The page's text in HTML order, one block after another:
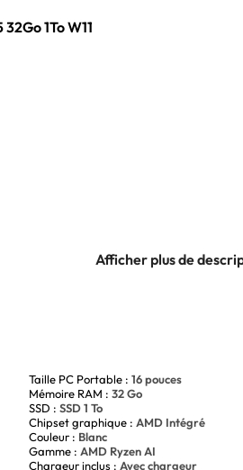
1To W11
Taille PC Portable : 16 pouces
Mémoire RAM : 32 Go
SSD : SSD 1 To
Chipset graphique : AMD Intégré
Couleur : Blanc
Gamme : AMD Ryzen AI
Chargeur inclus : Avec chargeur